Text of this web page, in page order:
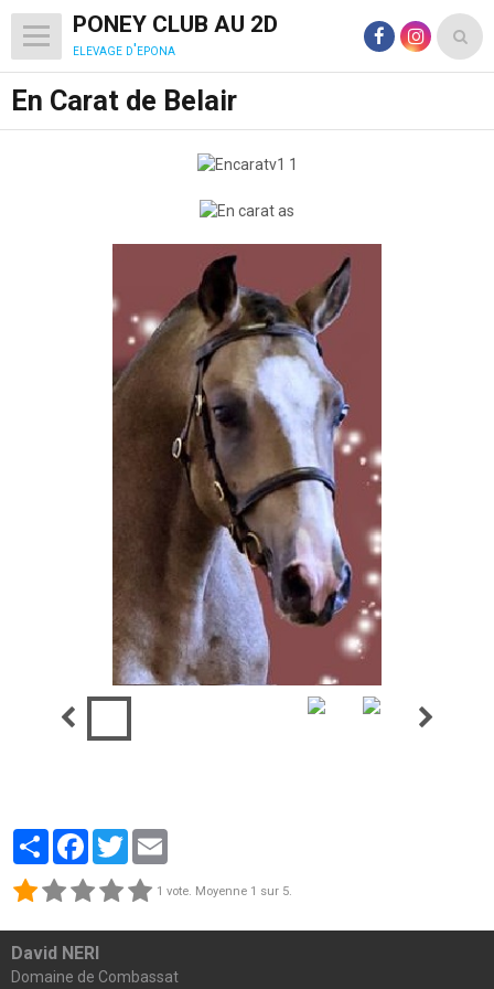
PONEY CLUB AU 2D
elevage d'epona
En Carat de Belair
En carat
PartagerFacebook
Twitter
1 vote. Moyenne 1 sur 5.
David NERI
Domaine de Combassat